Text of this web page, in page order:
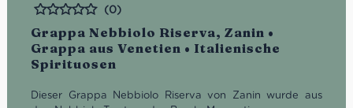
Grappa Nebbiolo Riserva, Zanin •
Grappa aus Venetien • Italienische
Spirituosen
Bewertet
(0)
Dieser Grappa Nebbiolo Riserva von Zanin wurde aus